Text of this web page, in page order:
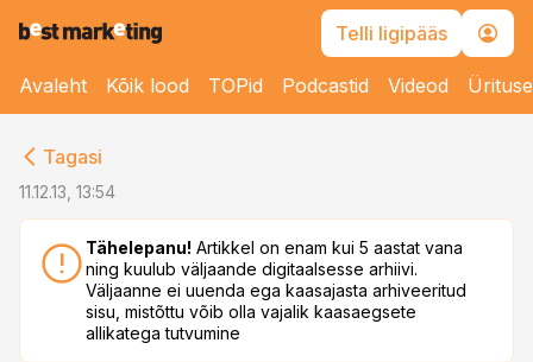
Telli ligipääs
Avaleht Kõik lood TOPid Podcastid Videod
Tagasi
11.12.13, 13:54
Tähelepanu! Artikkel on enam kui 5 aastat vana
ning kuulub väljaande digitaalsesse arhiivi.
Väljaanne ei uuenda ega kaasajasta arhiveeritud
sisu, mistõttu võib olla vajalik kaasaegsete
allikatega tutvumine